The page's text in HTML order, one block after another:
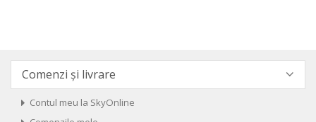
Comenzi și livrare
Contul meu la SkyOnline